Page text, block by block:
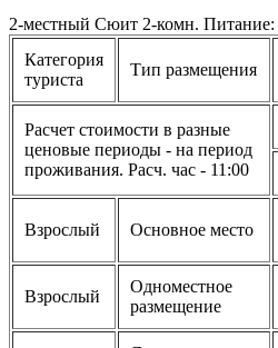
2-местный Сюит 2-комн. Питание:
Категория
туриста
Тип размещения
Расчет стоимости в разные
ценовые периоды - на период
проживания. Расч. час - 11:00
Взрослый Основное место
Взрослый
Одноместное
размещение